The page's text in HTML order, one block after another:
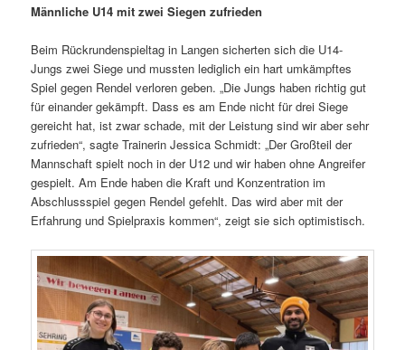
Männliche U14 mit zwei Siegen zufrieden
Beim Rückrundenspieltag in Langen sicherten sich die U14-
Jungs zwei Siege und mussten lediglich ein hart umkämpftes
Spiel gegen Rendel verloren geben. „Die Jungs haben richtig gut
für einander gekämpft. Dass es am Ende nicht für drei Siege
gereicht hat, ist zwar schade, mit der Leistung sind wir aber sehr
zufrieden“, sagte Trainerin Jessica Schmidt: „Der Großteil der
Mannschaft spielt noch in der U12 und wir haben ohne Angreifer
gespielt. Am Ende haben die Kraft und Konzentration im
Abschlussspiel gegen Rendel gefehlt. Das wird aber mit der
Erfahrung und Spielpraxis kommen“, zeigt sie sich optimistisch.